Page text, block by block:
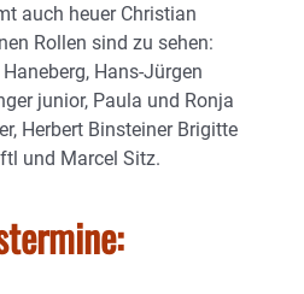
auch heuer Christian
Rollen sind zu sehen:
Hans-Jürgen
junior, Paula und Ronja
Herbert Binsteiner Brigitte
und Marcel Sitz.